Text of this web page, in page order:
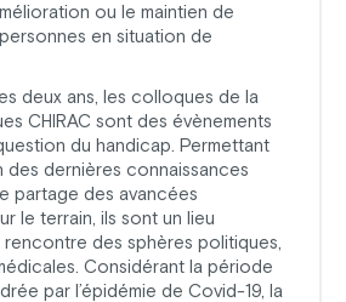
ou le maintien de
en situation de
deux ans, les colloques de la
CHIRAC sont des évènements
du handicap. Permettant
des dernières connaissances
partage des avancées
le terrain, ils sont un lieu
rencontre des sphères politiques,
Considérant la période
par l’épidémie de Covid-19, la